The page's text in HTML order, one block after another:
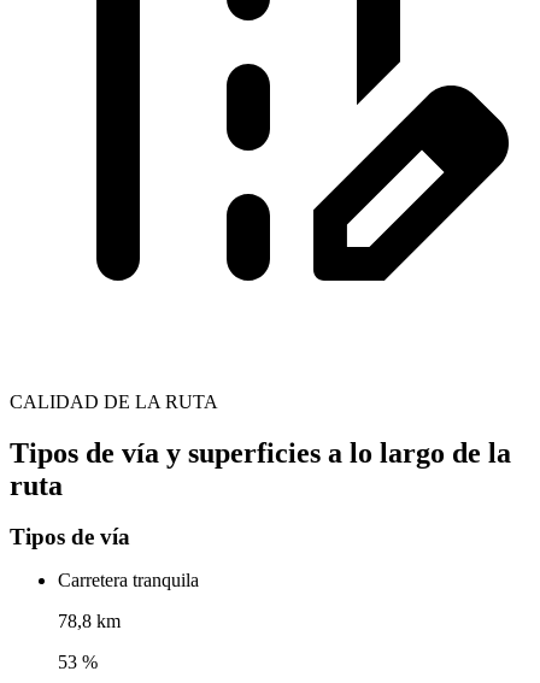
CALIDAD DE LA RUTA
Tipos de vía y superficies a lo largo de la
ruta
Tipos de vía
Carretera tranquila
78,8 km
53 %